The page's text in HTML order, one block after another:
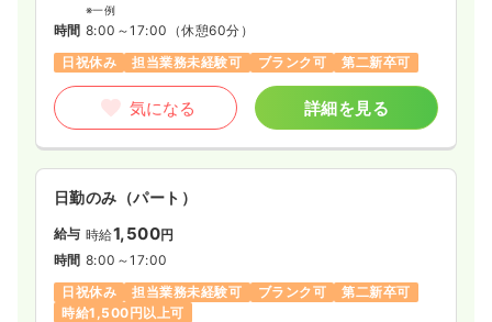
※一例
時間 8:00～17:00 （休憩60分）
日祝休み
担当業務未経験可 ブランク可 第二新卒可
気になる 詳細を見る
日勤のみ（パート）
給与 時給1,500円
時間 8:00～17:00
日祝休み
担当業務未経験可 ブランク可
第二新卒可
時給1,500円以上可